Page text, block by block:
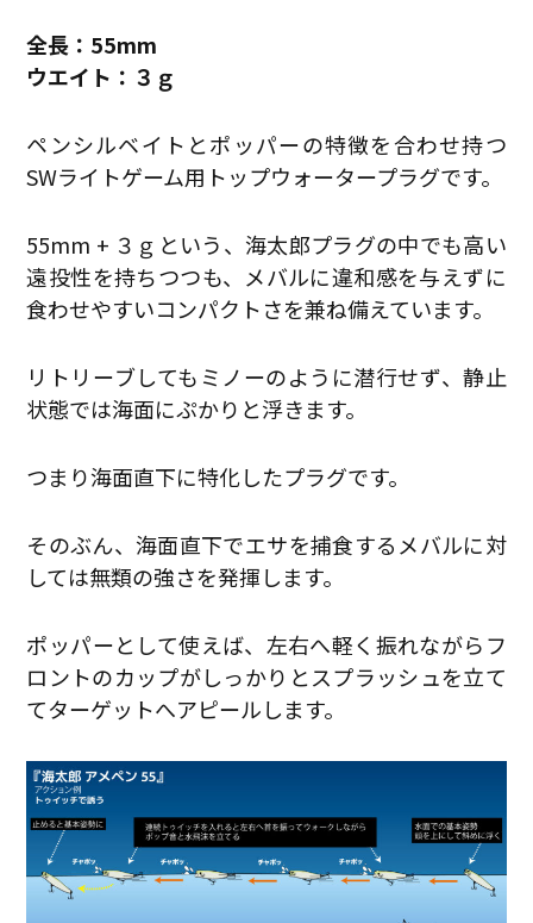
全長：55mm
ウエイト：３ｇ
ペンシルベイトとポッパーの特徴を合わせ持つ
SWライトゲーム用トップウォータープラグです。
55mm + ３ｇという、海太郎プラグの中でも高い
遠投性を持ちつつも、メバルに違和感を与えずに
食わせやすいコンパクトさを兼ね備えています。
リトリーブしてもミノーのように潜行せず、静止
状態では海面にぷかりと浮きます。
つまり海面直下に特化したプラグです。
そのぶん、海面直下でエサを捕食するメバルに対
しては無類の強さを発揮します。
ポッパーとして使えば、左右へ軽く振れながらフ
ロントのカップがしっかりとスプラッシュを立て
てターゲットへアピールします。